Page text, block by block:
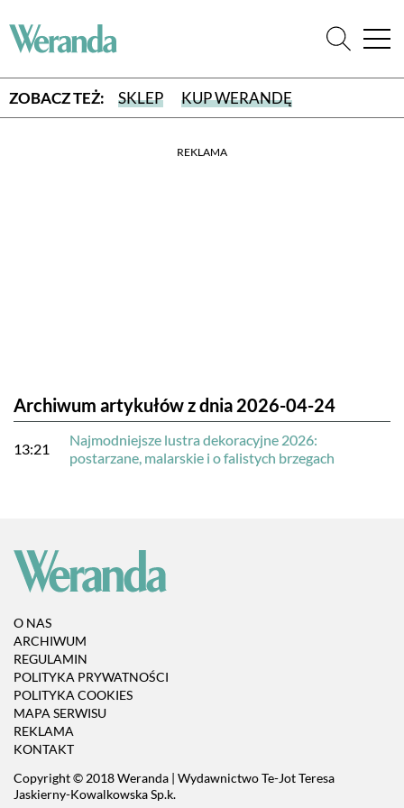
ZOBACZ TEŻ: SKLEP KUP WERANDĘ
REKLAMA
Archiwum artykułów z dnia 2026-04-24
13:21
Najmodniejsze lustra dekoracyjne 2026:
postarzane, malarskie i o falistych brzegach
O NAS
ARCHIWUM
REGULAMIN
POLITYKA PRYWATNOŚCI
POLITYKA COOKIES
MAPA SERWISU
REKLAMA
KONTAKT
Copyright © 2018 Weranda | Wydawnictwo Te-Jot Teresa
Jaskierny-Kowalkowska Sp.k.